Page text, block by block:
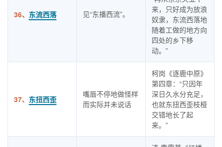
36、 东流西落 见“东播西流”。
来，只好成为放浪
奴隶，东流西落地
随着工做的地方向
四处的乡下移
动。”
37、 东扭西歪
嘴唇不停地做怪样
而实际并未说话
柯岗《逐鹿中原》
第四章：“只因年
深日久水分充足，
也就东扭西歪枝桠
交错地长了起
来。”